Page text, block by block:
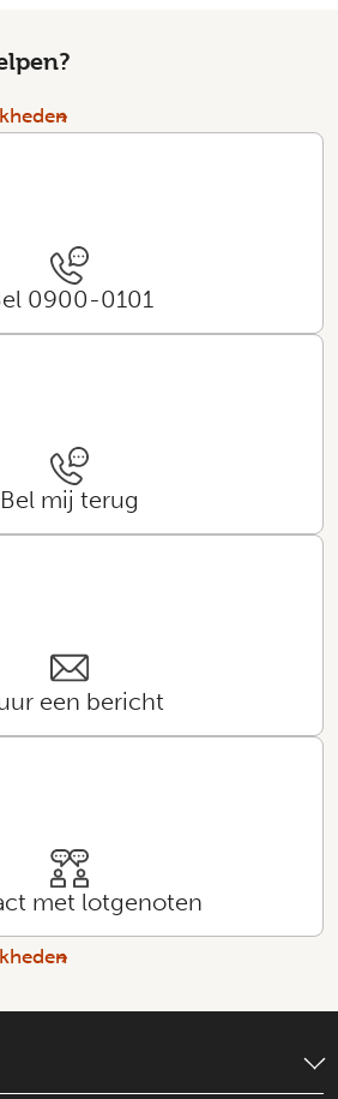
0900-0101
Bel mij terug
een bericht
met lotgenoten